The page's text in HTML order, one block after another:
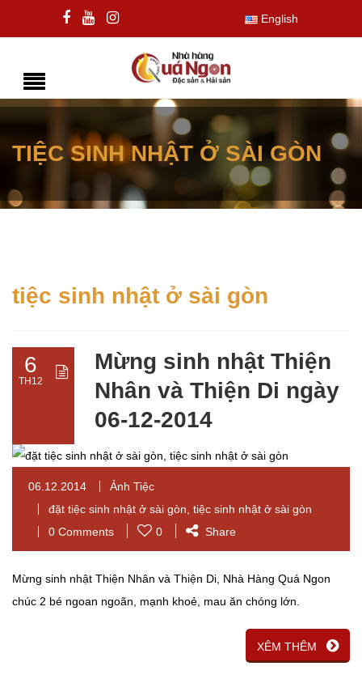
English
TIỆC SINH NHẬT Ở SÀI GÒN
tiệc sinh nhật ở sài gòn
6
TH12
Mừng sinh nhật Thiện
Nhân và Thiện Di ngày
06-12-2014
06.12.2014
Ảnh Tiệc
đặt tiệc sinh nhật ở sài gòn tiệc sinh nhật ở sài gòn
0 Comments
0 Share
Mừng sinh nhật Thiện Nhân và Thiện Di, Nhà Hàng Quá Ngon
chúc 2 bé ngoan ngoãn, mạnh khoẻ, mau ăn chóng lớn.
XÊM THÊM